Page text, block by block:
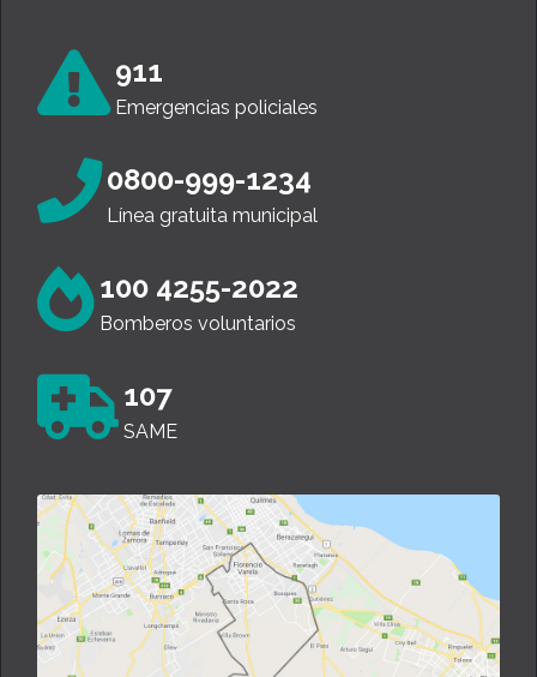
911
Emergencias policiales
0800-999-1234
Línea gratuita municipal
100 4255-2022
Bomberos voluntarios
107
SAME